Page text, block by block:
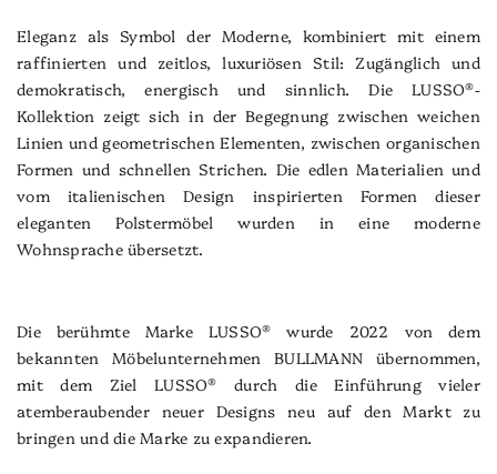
Eleganz als Symbol der Moderne, kombiniert mit einem
raffinierten und zeitlos, luxuriösen Stil: Zugänglich und
demokratisch, energisch und sinnlich. Die LUSSO®-
Kollektion zeigt sich in der Begegnung zwischen weichen
Linien und geometrischen Elementen, zwischen organischen
Formen und schnellen Strichen. Die edlen Materialien und
vom italienischen Design inspirierten Formen dieser
eleganten Polstermöbel wurden in eine moderne
Wohnsprache übersetzt.
Die berühmte Marke LUSSO® wurde 2022 von dem
bekannten Möbelunternehmen BULLMANN übernommen,
mit dem Ziel LUSSO® durch die Einführung vieler
atemberaubender neuer Designs neu auf den Markt zu
bringen und die Marke zu expandieren.